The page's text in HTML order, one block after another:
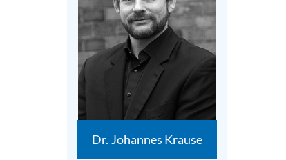
Dr. Johannes Krause